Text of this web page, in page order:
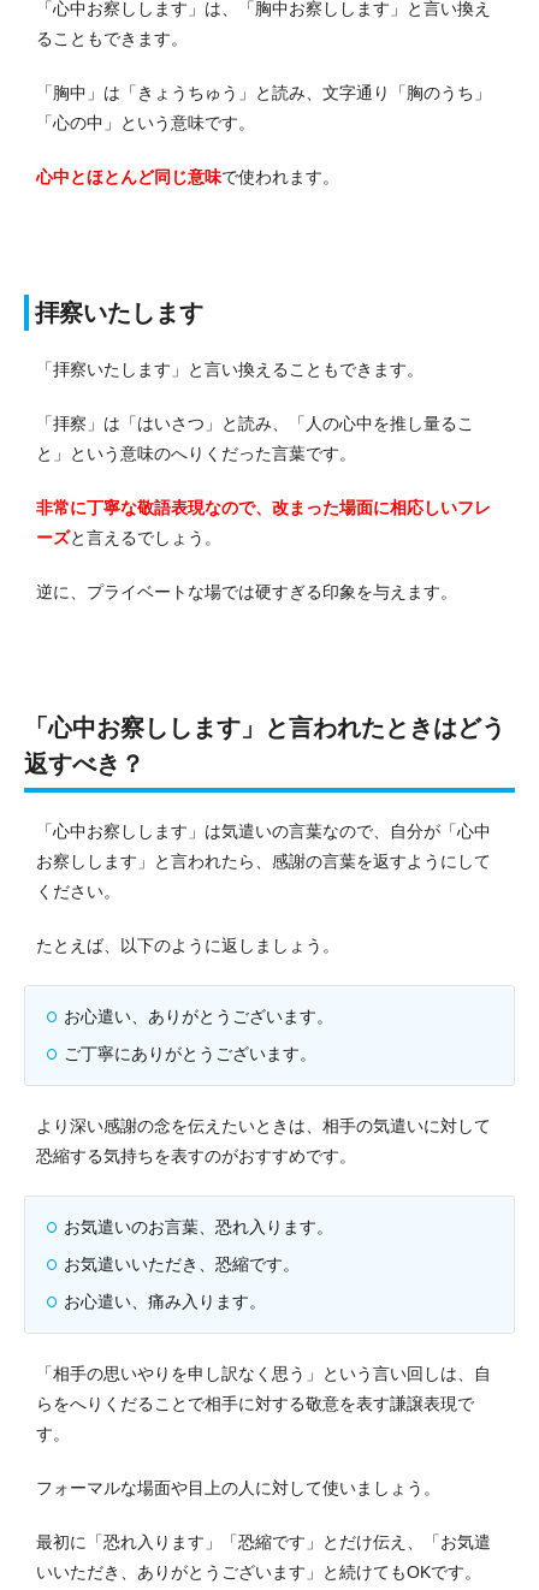
「心中お察しします」は、「胸中お察しします」と言い換え
ることもできます。
「胸中」は「きょうちゅう」と読み、文字通り「胸のうち」
「心の中」という意味です。
心中とほとんど同じ意味で使われます。
拝察いたします
「拝察いたします」と言い換えることもできます。
「拝察」は「はいさつ」と読み、「人の心中を推し量るこ
と」という意味のへりくだった言葉です。
非常に丁寧な敬語表現なので、改まった場面に相応しいフレ
ーズと言えるでしょう。
逆に、プライベートな場では硬すぎる印象を与えます。
「心中お察しします」と言われたときはどう
返すべき？
「心中お察しします」は気遣いの言葉なので、自分が「心中
お察しします」と言われたら、感謝の言葉を返すようにして
ください。
たとえば、以下のように返しましょう。
お心遣い、ありがとうございます。
ご丁寧にありがとうございます。
より深い感謝の念を伝えたいときは、相手の気遣いに対して
恐縮する気持ちを表すのがおすすめです。
お気遣いのお言葉、恐れ入ります。
お気遣いいただき、恐縮です。
お心遣い、痛み入ります。
「相手の思いやりを申し訳なく思う」という言い回しは、自
らをへりくだることで相手に対する敬意を表す謙譲表現で
す。
フォーマルな場面や目上の人に対して使いましょう。
最初に「恐れ入ります」「恐縮です」とだけ伝え、「お気遣
いいただき、ありがとうございます」と続けてもOKです。